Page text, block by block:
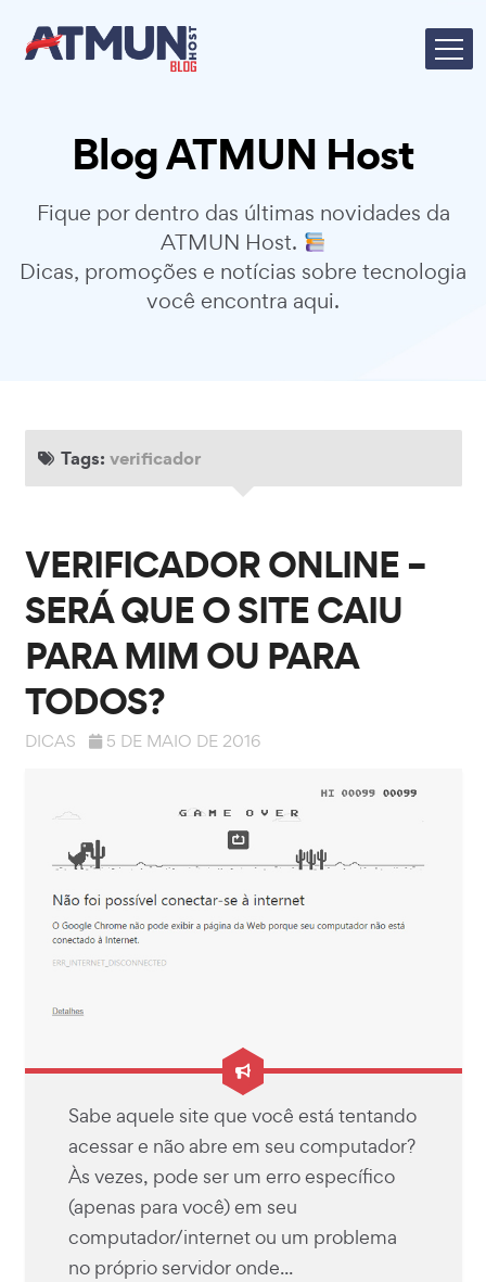
Blog ATMUN Host
Fique por dentro das últimas novidades da
ATMUN Host.
Dicas, promoções e notícias sobre tecnologia
você encontra aqui.
Tags: verificador
VERIFICADOR ONLINE –
SERÁ QUE O SITE CAIU
PARA MIM OU PARA
TODOS?
DICAS 5 DE MAIO DE 2016
Sabe aquele site que você está tentando
acessar e não abre em seu computador?
Às vezes, pode ser um erro específico
(apenas para você) em seu
computador/internet ou um problema
no próprio servidor onde...